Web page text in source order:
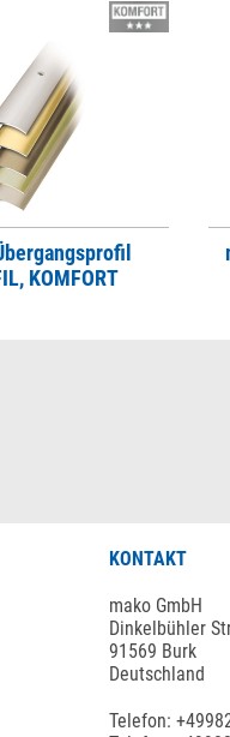
KOMFORT
KONTAKT
mako GmbH
Dinkelbühler
91569 Burk
Deutschland
Telefon: